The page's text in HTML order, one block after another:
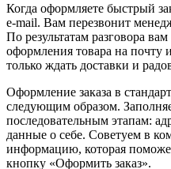
Когда оформляете быстрый
e-mail. Вам перезвонит
По результатам разговора
оформления товара на почту
только ждать доставки и
Оформление заказа в
следующим образом.
последовательным этапам:
данные о себе. Советуем в
информацию, которая
кнопку «Оформить заказ».